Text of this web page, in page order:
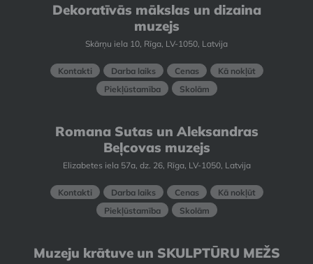
Dekoratīvās mākslas un dizaina
muzejs
Skārņu iela 10, Rīga, LV-1050, Latvija
Kontakti Darba laiks Cenas
Kā nokļūt
Piekļūstamība
Skolām
Romana Sutas un Aleksandras
Beļcovas muzejs
Elizabetes iela 57a, dz. 26, Rīga, LV-1050, Latvija
Kontakti Darba laiks Cenas
Kā nokļūt
Piekļūstamība
Skolām
Muzeju krātuve un SKULPTŪRU MEŽS